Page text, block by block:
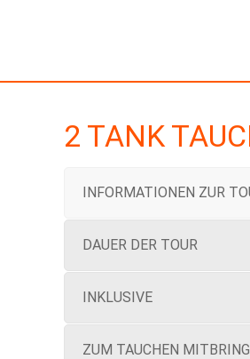
2 TANK
INFORMATIONEN ZUR
DAUER DER TOUR
INKLUSIVE
ZUM TAUCHEN